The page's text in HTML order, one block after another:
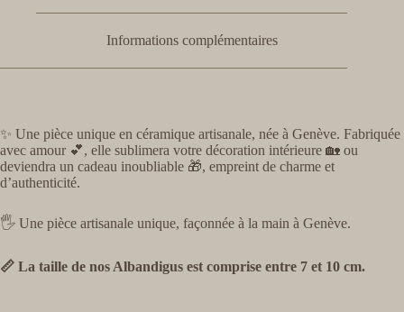
Informations complémentaires
✨ Une pièce unique en céramique artisanale, née à Genève. Fabriquée
avec amour 💕, elle sublimera votre décoration intérieure 🏡 ou
deviendra un cadeau inoubliable 🎁, empreint de charme et
d’authenticité.
🖐️ Une pièce artisanale unique, façonnée à la main à Genève.
📏 La taille de nos Albandigus est comprise entre 7 et 10 cm.